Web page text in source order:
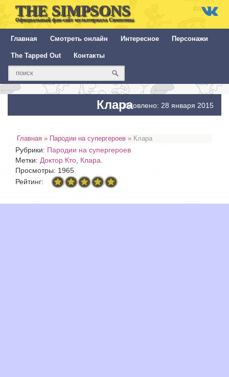
THE SIMPSONS
Официальный фан-сайт мультсериала Симпсоны
Главная Смотреть онлайн Интересное Персонажи
The Tapped Out Контакты
КлараОбновлено: 28 января 2015
Главная » Пародии на супергероев » Клара
Рубрики: Пародии на супергероев
Метки: Доктор Кто Клара
Просмотры: 1965
Рейтинг: